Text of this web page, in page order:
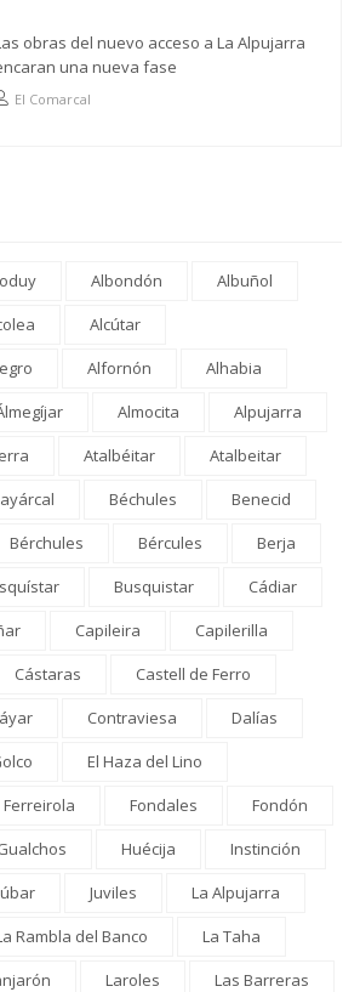
obras del nuevo acceso a La Alpujarra
una nueva fase
El Comarcal
Albondón
Albuñol
Alcútar
Alfornón
Alhabia
Almocita
Alpujarra
Atalbéitar
Atalbeitar
Béchules
Benecid
Bérchules Bércules
Berja
Busquistar
Cádiar
Capileira
Capilerilla
Cástaras
Castell de Ferro
Contraviesa
Dalías
El Haza del Lino
Ferreirola Fondales
Fondón
Huécija
Instinción
Juviles
La Alpujarra
Rambla del Banco
La Taha
Laroles
Las Barreras